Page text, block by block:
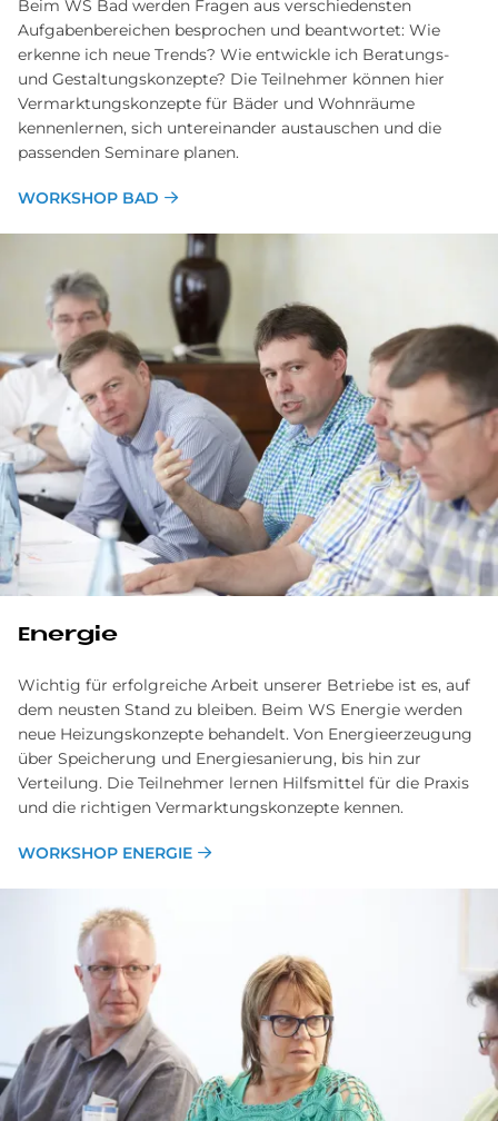
Beim WS Bad werden Fragen aus verschiedensten
Aufgabenbereichen besprochen und beantwortet: Wie
erkenne ich neue Trends? Wie entwickle ich Beratungs-
und Gestaltungskonzepte? Die Teilnehmer können hier
Vermarktungskonzepte für Bäder und Wohnräume
kennenlernen, sich untereinander austauschen und die
passenden Seminare planen.
WORKSHOP BAD
Energie
Wichtig für erfolgreiche Arbeit unserer Betriebe ist es, auf
dem neusten Stand zu bleiben. Beim WS Energie werden
neue Heizungskonzepte behandelt. Von Energieerzeugung
über Speicherung und Energiesanierung, bis hin zur
Verteilung. Die Teilnehmer lernen Hilfsmittel für die Praxis
und die richtigen Vermarktungskonzepte kennen.
WORKSHOP ENERGIE